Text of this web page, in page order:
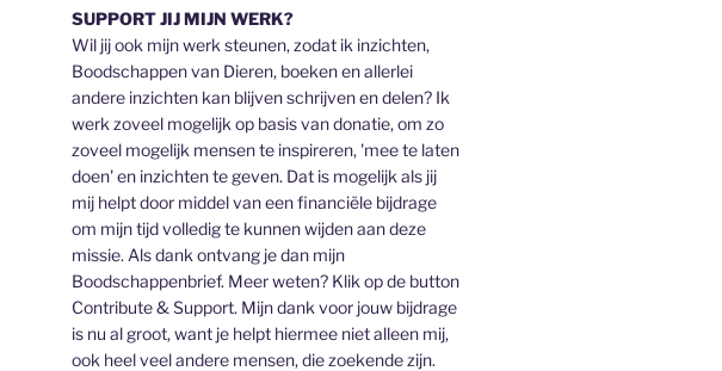
SUPPORT JIJ MIJN WERK?
Wil jij ook mijn werk steunen, zodat ik inzichten,
Boodschappen van Dieren, boeken en allerlei
andere inzichten kan blijven schrijven en delen? Ik
werk zoveel mogelijk op basis van donatie, om zo
zoveel mogelijk mensen te inspireren, 'mee te laten
doen' en inzichten te geven. Dat is mogelijk als jij
mij helpt door middel van een financiële bijdrage
om mijn tijd volledig te kunnen wijden aan deze
missie. Als dank ontvang je dan mijn
Boodschappenbrief. Meer weten? Klik op de button
Contribute & Support. Mijn dank voor jouw bijdrage
is nu al groot, want je helpt hiermee niet alleen mij,
ook heel veel andere mensen, die zoekende zijn.